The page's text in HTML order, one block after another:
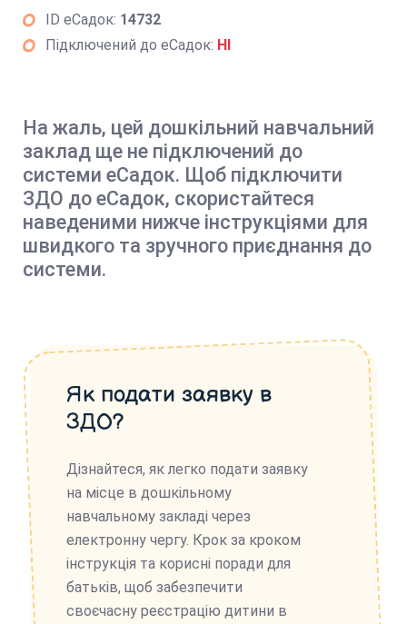
ID еСадок: 14732
Підключений до еСадок: НІ
На жаль, цей дошкільний навчальний
заклад ще не підключений до
системи еСадок. Щоб підключити
ЗДО до еСадок, скористайтеся
наведеними нижче інструкціями для
швидкого та зручного приєднання до
системи.
Як подати заявку в
ЗДО?
Дізнайтеся, як легко подати заявку
на місце в дошкільному
навчальному закладі через
електронну чергу. Крок за кроком
інструкція та корисні поради для
батьків, щоб забезпечити
своєчасну реєстрацію дитини в